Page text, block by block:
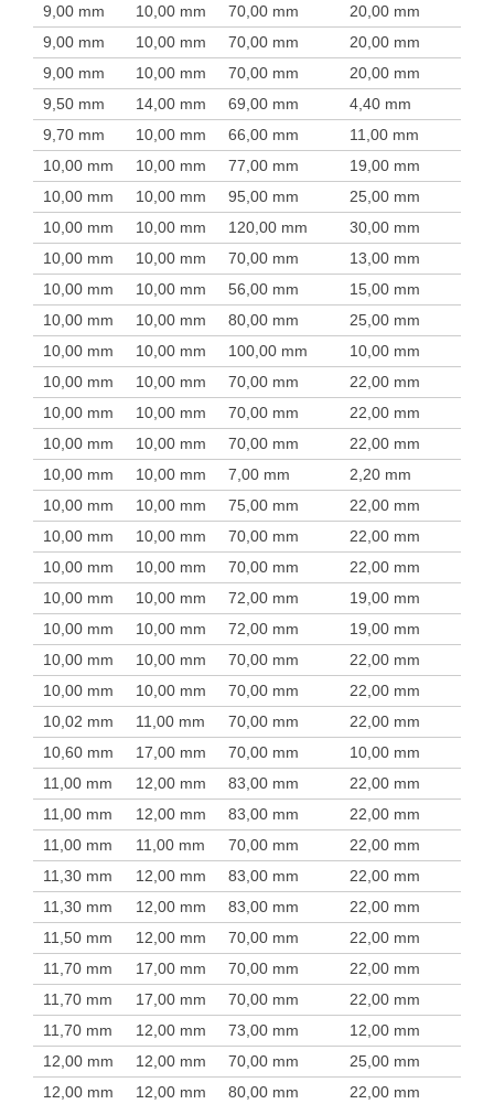
9,00 mm
10,00 mm 70,00 mm 20,00 mm
9,00 mm
10,00 mm 70,00 mm 20,00 mm
9,00 mm
10,00 mm 70,00 mm 20,00 mm
9,50 mm
14,00 mm 69,00 mm 4,40 mm
9,70 mm
10,00 mm 66,00 mm 11,00 mm
10,00 mm
10,00 mm 77,00 mm 19,00 mm
10,00 mm
10,00 mm 95,00 mm 25,00 mm
10,00 mm
10,00 mm 120,00 mm 30,00 mm
10,00 mm
10,00 mm 70,00 mm 13,00 mm
10,00 mm
10,00 mm 56,00 mm 15,00 mm
10,00 mm
10,00 mm 80,00 mm 25,00 mm
10,00 mm
10,00 mm 100,00 mm 10,00 mm
10,00 mm
10,00 mm 70,00 mm 22,00 mm
10,00 mm
10,00 mm 70,00 mm 22,00 mm
10,00 mm
10,00 mm 70,00 mm 22,00 mm
10,00 mm
10,00 mm 7,00 mm 2,20 mm
10,00 mm
10,00 mm 75,00 mm 22,00 mm
10,00 mm
10,00 mm 70,00 mm 22,00 mm
10,00 mm
10,00 mm 70,00 mm 22,00 mm
10,00 mm
10,00 mm 72,00 mm 19,00 mm
10,00 mm
10,00 mm 72,00 mm 19,00 mm
10,00 mm
10,00 mm 70,00 mm 22,00 mm
10,00 mm
10,00 mm 70,00 mm 22,00 mm
10,02 mm
11,00 mm 70,00 mm 22,00 mm
10,60 mm
17,00 mm 70,00 mm 10,00 mm
11,00 mm
12,00 mm 83,00 mm 22,00 mm
11,00 mm
12,00 mm 83,00 mm 22,00 mm
11,00 mm
11,00 mm 70,00 mm 22,00 mm
11,30 mm
12,00 mm 83,00 mm 22,00 mm
11,30 mm
12,00 mm 83,00 mm 22,00 mm
11,50 mm
12,00 mm 70,00 mm 22,00 mm
11,70 mm
17,00 mm 70,00 mm 22,00 mm
11,70 mm
17,00 mm 70,00 mm 22,00 mm
11,70 mm
12,00 mm 73,00 mm 12,00 mm
12,00 mm
12,00 mm 70,00 mm 25,00 mm
12,00 mm
12,00 mm 80,00 mm 22,00 mm